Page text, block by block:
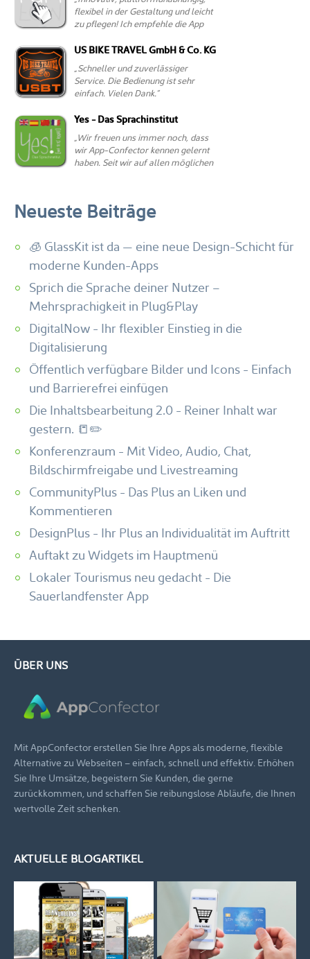
Neueste Beiträge
🧊 GlassKit ist da — eine neue Design-Schicht für
moderne Kunden-Apps
Sprich die Sprache deiner Nutzer –
Mehrsprachigkeit in Plug&Play
DigitalNow - Ihr flexibler Einstieg in die
Digitalisierung
Öffentlich verfügbare Bilder und Icons - Einfach
und Barrierefrei einfügen
Die Inhaltsbearbeitung 2.0 - Reiner Inhalt war
gestern. 📒✏️
Konferenzraum - Mit Video, Audio, Chat,
Bildschirmfreigabe und Livestreaming
CommunityPlus - Das Plus an Liken und
Kommentieren
DesignPlus - Ihr Plus an Individualität im Auftritt
Auftakt zu Widgets im Hauptmenü
Lokaler Tourismus neu gedacht - Die
Sauerlandfenster App
ÜBER UNS
Mit AppConfector erstellen Sie Ihre Apps als moderne, flexible
Alternative zu Webseiten – einfach, schnell und effektiv. Erhöhen
Sie Ihre Umsätze, begeistern Sie Kunden, die gerne
zurückkommen, und schaffen Sie reibungslose Abläufe, die Ihnen
wertvolle Zeit schenken.
AKTUELLE BLOGARTIKEL